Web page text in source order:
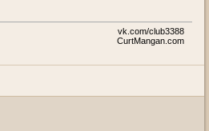
vk.com/club3388
CurtMangan.com